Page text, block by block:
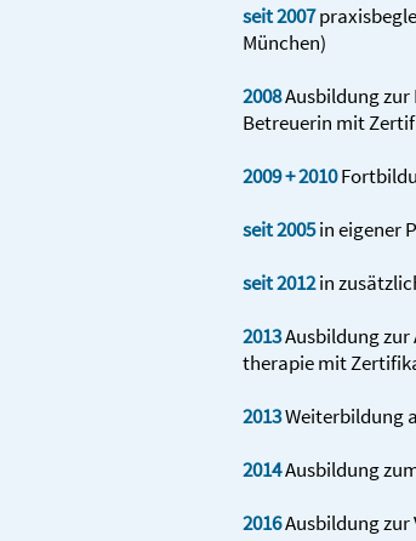
seit 2007
München)
2008Ausbildung zur
Betreuerin mit
2009 + 2010
seit 2005in eigener
seit 2012in
2013Ausbildung zur
therapie mit
2013Weiterbildung
2014Ausbildung
2016Ausbildung